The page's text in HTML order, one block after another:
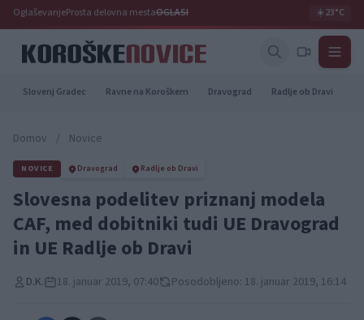
OglaševanjeProsta delovna mestaOGLASI ☀️23°C
Slovenj Gradec Ravne na Koroškem Dravograd Radlje ob Dravi
Domov / Novice
NOVICE Dravograd Radlje ob Dravi
Slovesna podelitev priznanj modela
CAF, med dobitniki tudi UE Dravograd
in UE Radlje ob Dravi
D.K. 18. januar 2019, 07:40 Posodobljeno: 18. januar 2019, 16:14